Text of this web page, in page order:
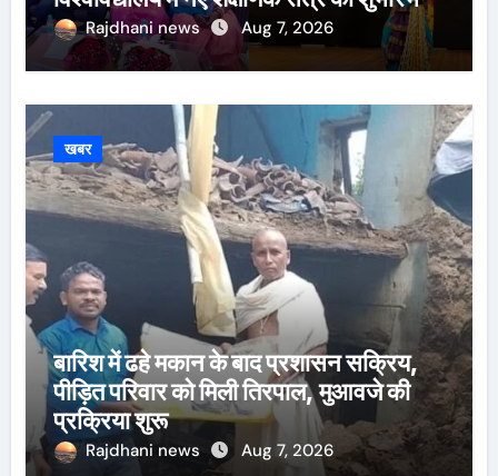
Rajdhani news Aug 7, 2026
खबर
बारिश में ढहे मकान के बाद प्रशासन सक्रिय,
पीड़ित परिवार को मिली तिरपाल, मुआवजे की
प्रक्रिया शुरू
Rajdhani news Aug 7, 2026